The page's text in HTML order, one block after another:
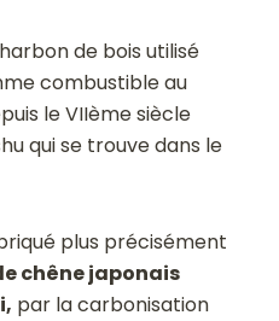
de bois utilisé
combustible au
le VIIème siècle
qui se trouve dans le
plus précisément
chêne japonais
par la carbonisation